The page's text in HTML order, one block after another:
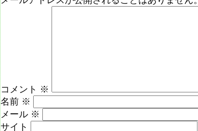
コメント ※
名前 ※
メール ※
サイト